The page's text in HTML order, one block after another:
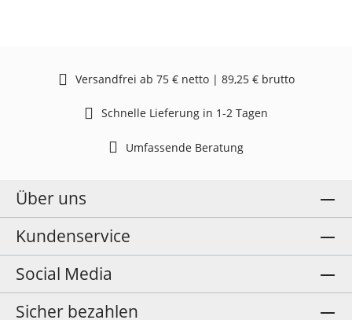
Versandfrei ab 75 € netto | 89,25 € brutto
Schnelle Lieferung in 1-2 Tagen
Umfassende Beratung
Über uns
Kundenservice
Social Media
Sicher bezahlen